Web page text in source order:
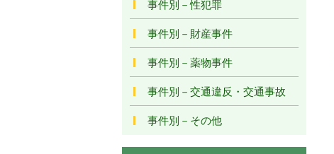
事件別－性犯罪
事件別－財産事件
事件別－薬物事件
事件別－交通違反・交通事故
事件別－その他